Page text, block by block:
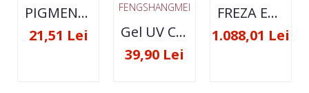
PIGMENT NEON SET 12 CULORI
21,51 Lei
FENGSHANGMEI
Gel UV Constructie FSM 50ML - 07
39,90 Lei
FREZA ELECTRICA STRONG 210 35000 RPM- ORIGINALA
1.088,01 Lei